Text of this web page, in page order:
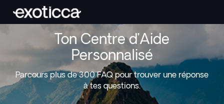
Ton Centre d’Aide
Personnalisé
Parcours plus de 300 FAQ pour trouver une réponse
à tes questions.